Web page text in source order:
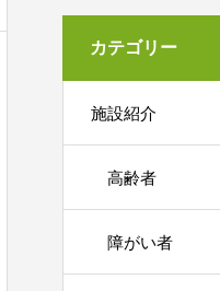
カテゴリー
施設紹介
高齢者
障がい者